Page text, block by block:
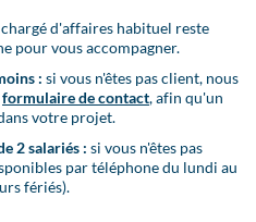
d'affaires habituel reste
pour vous accompagner.
: si vous n'êtes pas client, nous
formulaire de contact, afin qu'un
votre projet.
2 salariés : si vous n'êtes pas
par téléphone du lundi au
fériés).